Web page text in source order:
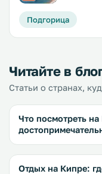
Подгорица
Читайте в
Статьи о странах,
Что посмотреть
Отдых на Кипре: